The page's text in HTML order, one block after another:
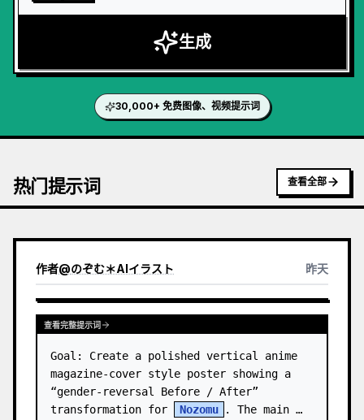
生成
30,000+ 免费图像、视频提示词
热门提示词 查看全部
作者@のぞむ＊AIイラスト 昨天
查看完整提示词
Goal: Create a polished vertical anime
magazine-cover style poster showing a
“gender-reversal Before / After”
transformation for
Nozomu
. The main